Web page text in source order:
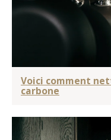
Voici comment
carbone